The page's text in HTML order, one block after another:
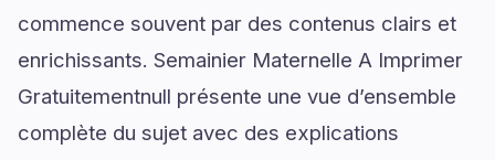
commence souvent par des contenus clairs et
enrichissants. Semainier Maternelle A Imprimer
Gratuitementnull présente une vue d’ensemble
complète du sujet avec des explications